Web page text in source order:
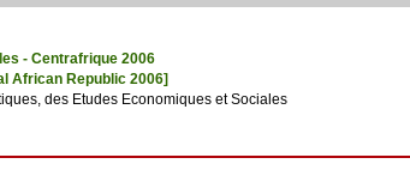
- Centrafrique 2006
African Republic 2006]
des Etudes Economiques et Sociales